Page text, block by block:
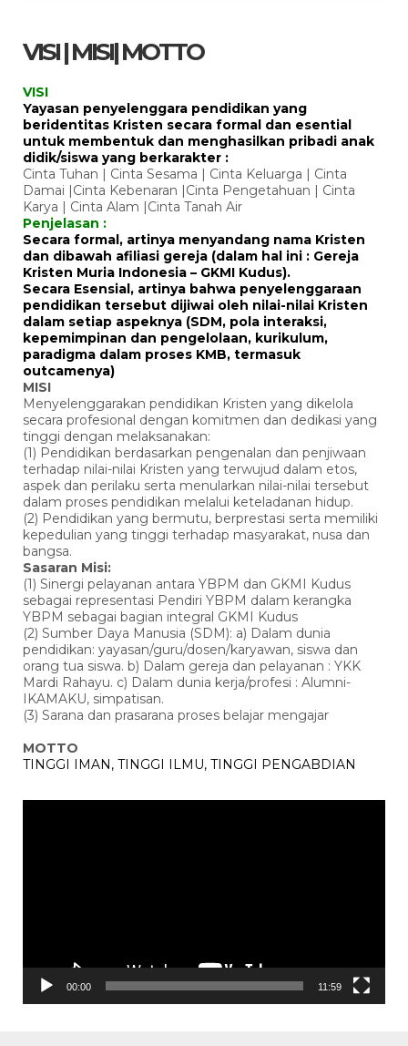
VISI | MISI| MOTTO
VISI
Yayasan penyelenggara pendidikan yang
beridentitas Kristen secara formal dan esential
untuk membentuk dan menghasilkan pribadi anak
didik/siswa yang berkarakter :
Cinta Tuhan | Cinta Sesama | Cinta Keluarga | Cinta
Damai |Cinta Kebenaran |Cinta Pengetahuan | Cinta
Karya | Cinta Alam |Cinta Tanah Air
Penjelasan :
Secara formal, artinya menyandang nama Kristen
dan dibawah afiliasi gereja (dalam hal ini : Gereja
Kristen Muria Indonesia – GKMI Kudus).
Secara Esensial, artinya bahwa penyelenggaraan
pendidikan tersebut dijiwai oleh nilai-nilai Kristen
dalam setiap aspeknya (SDM, pola interaksi,
kepemimpinan dan pengelolaan, kurikulum,
paradigma dalam proses KMB, termasuk
outcamenya)
MISI
Menyelenggarakan pendidikan Kristen yang dikelola
secara profesional dengan komitmen dan dedikasi yang
tinggi dengan melaksanakan:
(1) Pendidikan berdasarkan pengenalan dan penjiwaan
terhadap nilai-nilai Kristen yang terwujud dalam etos,
aspek dan perilaku serta menularkan nilai-nilai tersebut
dalam proses pendidikan melalui keteladanan hidup.
(2) Pendidikan yang bermutu, berprestasi serta memiliki
kepedulian yang tinggi terhadap masyarakat, nusa dan
bangsa.
Sasaran Misi:
(1) Sinergi pelayanan antara YBPM dan GKMI Kudus
sebagai representasi Pendiri YBPM dalam kerangka
YBPM sebagai bagian integral GKMI Kudus
(2) Sumber Daya Manusia (SDM): a) Dalam dunia
pendidikan: yayasan/guru/dosen/karyawan, siswa dan
orang tua siswa. b) Dalam gereja dan pelayanan : YKK
Mardi Rahayu. c) Dalam dunia kerja/profesi : Alumni-
IKAMAKU, simpatisan.
(3) Sarana dan prasarana proses belajar mengajar
MOTTO
TINGGI IMAN, TINGGI ILMU, TINGGI PENGABDIAN
00:00 11:59